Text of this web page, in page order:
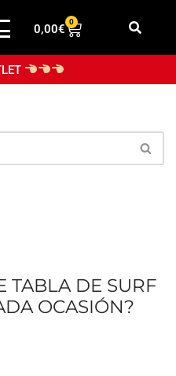
0,00€
0
TABLA DE SURF
OCASIÓN?